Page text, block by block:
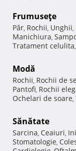
Frumuseţe
Păr, Rochii, Unghii,
Manichiura,
Tratament celulita,
Modă
Rochii, Rochii de
Pantofi, Rochii
Ochelari de soare,
Sănătate
Sarcina, Ceaiuri,
Stomatologie,